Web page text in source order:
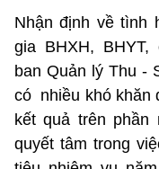
Nhận định về tình
gia BHXH,
ban Quản lý Thu -
có nhiều khó khăn
kết quả trên
quyết tâm trong